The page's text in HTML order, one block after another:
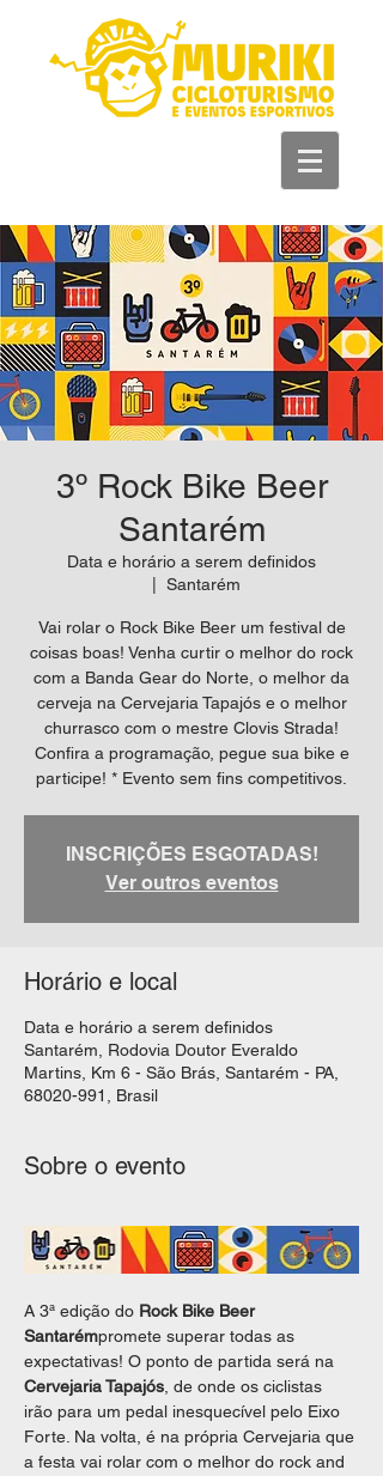
3º Rock Bike Beer
Santarém
Data e horário a serem definidos
Santarém
Vai rolar o Rock Bike Beer um festival de
coisas boas! Venha curtir o melhor do rock
com a Banda Gear do Norte, o melhor da
cerveja na Cervejaria Tapajós e o melhor
churrasco com o mestre Clovis Strada!
Confira a programação, pegue sua bike e
participe! * Evento sem fins competitivos.
INSCRIÇÕES ESGOTADAS!
Ver outros eventos
Horário e local
Data e horário a serem definidos
Santarém, Rodovia Doutor Everaldo
Martins, Km 6 - São Brás, Santarém - PA,
68020-991, Brasil
Sobre o evento
A 3ª edição do Rock Bike Beer
Santarémpromete superar todas as
expectativas! O ponto de partida será na
Cervejaria Tapajós , de onde os ciclistas
irão para um pedal inesquecível pelo Eixo
Forte. Na volta, é na própria Cervejaria que
a festa vai rolar com o melhor do rock and